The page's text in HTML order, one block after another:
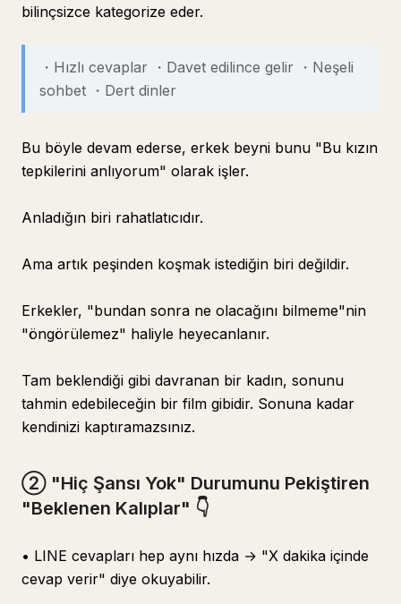
bilinçsizce kategorize eder.
・Hızlı cevaplar ・Davet edilince gelir ・Neşeli
sohbet ・Dert dinler
Bu böyle devam ederse, erkek beyni bunu "Bu kızın
tepkilerini anlıyorum" olarak işler.
Anladığın biri rahatlatıcıdır.
Ama artık peşinden koşmak istediğin biri değildir.
Erkekler, "bundan sonra ne olacağını bilmeme"nin
"öngörülemez" haliyle heyecanlanır.
Tam beklendiği gibi davranan bir kadın, sonunu
tahmin edebileceğin bir film gibidir. Sonuna kadar
kendinizi kaptıramazsınız.
② "Hiç Şansı Yok" Durumunu Pekiştiren
"Beklenen Kalıplar" 👇
• LINE cevapları hep aynı hızda → "X dakika içinde
cevap verir" diye okuyabilir.